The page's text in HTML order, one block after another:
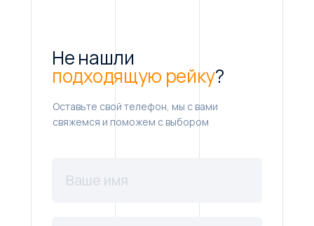
Не нашли
подходящую рейку?
Оставьте свой телефон, мы с вами
свяжемся и поможем с выбором